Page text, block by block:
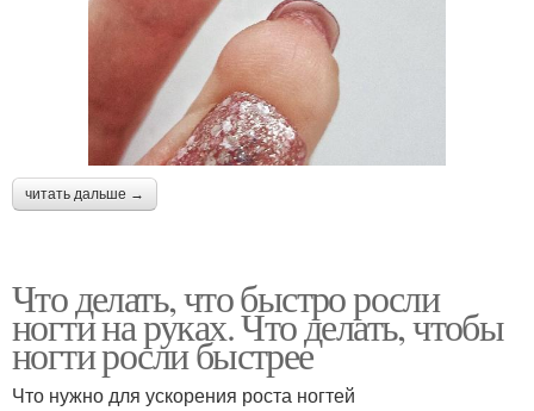
читать дальше →
Что делать, что быстро росли
ногти на руках. Что делать, чтобы
ногти росли быстрее
Что нужно для ускорения роста ногтей